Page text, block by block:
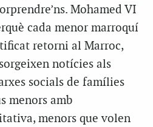
Mohamed VI
cada menor marroquí
retorni al Marroc,
notícies als
socials de famílies
menors amb
menors que volen